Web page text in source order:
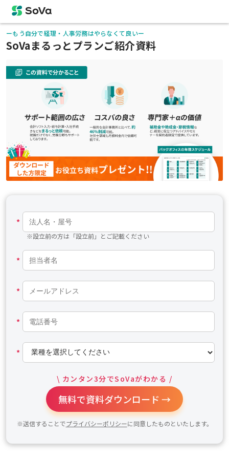
ーもう自分で経理・人事労務はやらなくて良いー
SoVaまるっとプランご紹介資料
*
※設立前の方は「設立前」とご記載ください
*
*
*
*
\ カンタン3分でSoVaがわかる /
無料で資料ダウンロード →
※送信することでプライバシーポリシーに同意したものといたします。